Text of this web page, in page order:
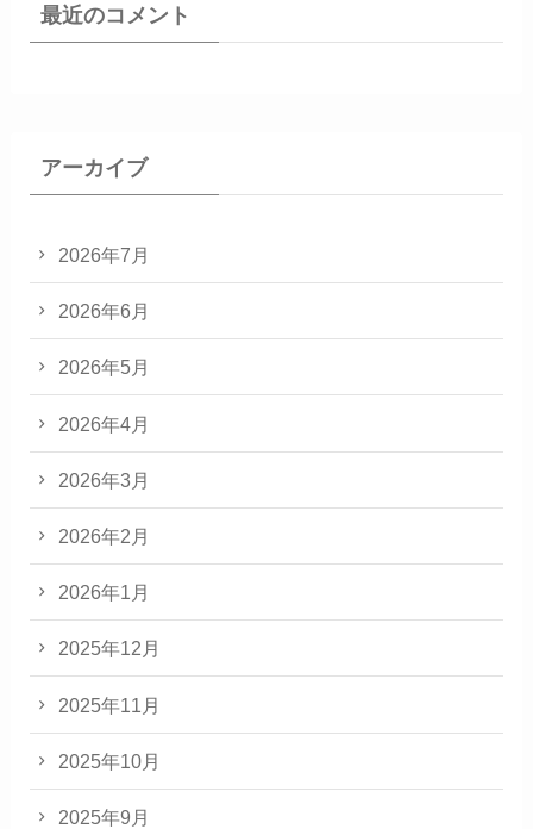
最近のコメント
アーカイブ
2026年7月
2026年6月
2026年5月
2026年4月
2026年3月
2026年2月
2026年1月
2025年12月
2025年11月
2025年10月
2025年9月